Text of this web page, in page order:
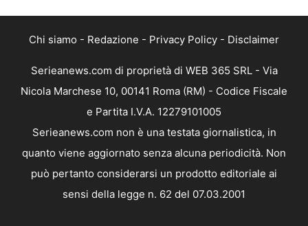
Chi siamo - Redazione - Privacy Policy - Disclaimer
Serieanews.com di proprietà di WEB 365 SRL - Via
Nicola Marchese 10, 00141 Roma (RM) - Codice Fiscale
e Partita I.V.A. 12279101005
Serieanews.com non è una testata giornalistica, in
quanto viene aggiornato senza alcuna periodicità. Non
può pertanto considerarsi un prodotto editoriale ai
sensi della legge n. 62 del 07.03.2001